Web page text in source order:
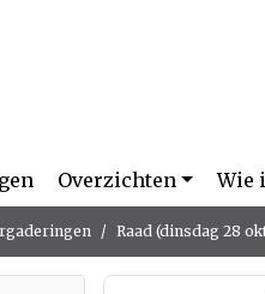
Overzichten Wie
Raad (dinsdag 28